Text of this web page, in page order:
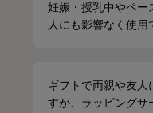
妊娠・授乳中やペー
人にも影響なく使用
ギフトで両親や友人
すが、ラッピングサ